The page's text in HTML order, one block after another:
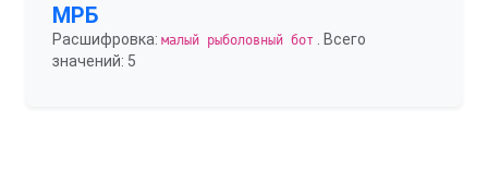
МРБ
Расшифровка: малый рыболовный бот
. Всего
значений: 5